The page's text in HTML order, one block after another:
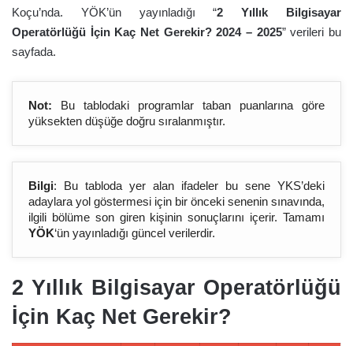
Koçu’nda. YÖK’ün yayınladığı “2 Yıllık Bilgisayar
Operatörlüğü İçin Kaç Net Gerekir? 2024 – 2025” verileri bu
sayfada.
Not: Bu tablodaki programlar taban puanlarına göre
yüksekten düşüğe doğru sıralanmıştır.
Bilgi: Bu tabloda yer alan ifadeler bu sene YKS’deki
adaylara yol göstermesi için bir önceki senenin sınavında,
ilgili bölüme son giren kişinin sonuçlarını içerir. Tamamı
YÖK‘ün yayınladığı güncel verilerdir.
2 Yıllık Bilgisayar Operatörlüğü
İçin Kaç Net Gerekir?